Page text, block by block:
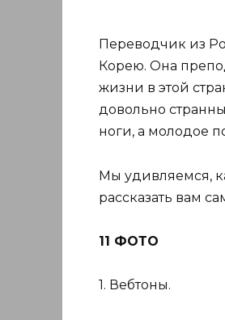
Переводчик из
Корею. Она
жизни в этой
довольно
ноги, а молодое
Мы удивляемся,
рассказать вам
11 ФОТО
1. Вебтоны.